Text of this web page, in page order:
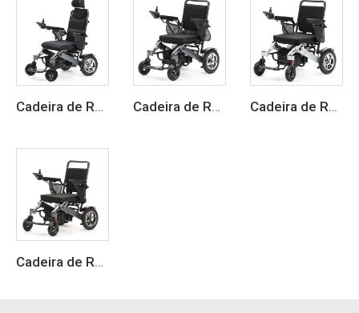
Cadeira de Rodas Elétrica Dobrável Leve em Liga de Alumínio Cadeira de Rodas Elétrica Dobrável Leve para Viagem para Adultos Cadeira de Rodas Elétrica Dobrável em Liga de Alumínio
Cadeira de Rodas Elétrica Dobrável com Controle Remoto